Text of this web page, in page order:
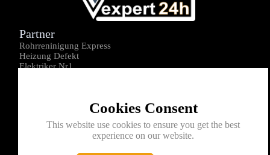
Cookies Consent
This website use cookies to ensure you get the best
experience on our website.
Partner
Rohrreninigung Express
Heizung Defekt
Elektriker Nr1
Kontakt